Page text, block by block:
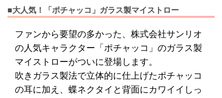
■大人気！「ポチャッコ」ガラス製マイストロー
ファンから要望の多かった、株式会社サンリオ
の人気キャラクター「ポチャッコ」のガラス製
マイストローがついに登場します。
吹きガラス製法で立体的に仕上げたポチャッコ
の耳に加え、蝶ネクタイと背面にカワイイしっ